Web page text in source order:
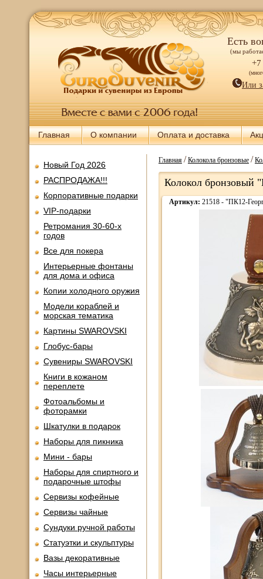
Есть
(мы
+7
Или
Главная О компании Оплата и доставка
Новый Год 2026
РАСПРОДАЖА!!!
Корпоративные подарки
VIP-подарки
Ретромания 30-60-х
годов
Все для покера
Интерьерные фонтаны
для дома и офиса
Копии холодного оружия
Модели кораблей и
морская тематика
Картины SWAROVSKI
Глобус-бары
Сувениры SWAROVSKI
Книги в кожаном
переплете
Фотоальбомы и
фоторамки
Шкатулки в подарок
Наборы для пикника
Мини - бары
Наборы для спиртного и
подарочные штофы
Сервизы кофейные
Сервизы чайные
Сундуки ручной работы
Статуэтки и скульптуры
Вазы декоративные
Часы интерьерные
Главная/Колокола бронзовые/
Колокол бронзовый
Артикул: 21518 - "ПК12-